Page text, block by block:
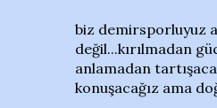
biz demirsporluyuz
değil...kırılmadan
anlamadan
konuşacağız ama